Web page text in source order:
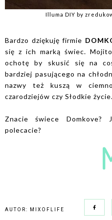
Illuma DIY by
Bardzo dziękuję firmie
się z ich marką świec.
ochotę by skusić się na
bardziej pasującego na
nazwy też kuszą w
czarodziejów czy Słodkie życie.
Znacie świece
polecacie?
AUTOR: MIXOFLIFE